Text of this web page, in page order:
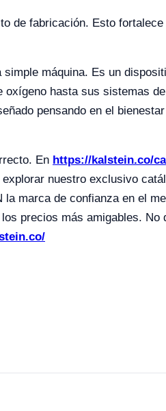
de fabricación. Esto
máquina. Es un
hasta sus sistemas
pensando en el
En https://kalstein.co/
nuestro exclusivo
marca de confianza en el
precios más amigables. No